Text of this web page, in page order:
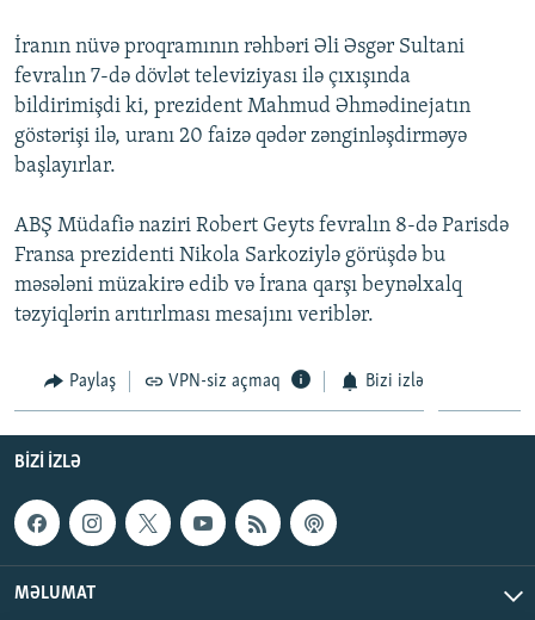
FOTOQALEREYA
İNFOQRAFIKA
KARIKATURA
OXU ZALI
AZƏRBAYCAN ƏDƏBIYYATI KITABXANASI
İSLAM VƏ DEMOKRATIYA
HAQQIMIZDA
MISSIYAMIZ
PEŞƏ ETIKASI VƏ JURNALISTIKA STANDARTLARIMIZ
AZADLIQRADIOSU MOBIL TELEFONUNUZDA
BIZIMLƏ ƏLAQƏ
XƏBƏR BÜLLETENLƏRIMIZ
BIZI IZLƏ
RFE/RL-in bütün saytları
İranın nüvə proqramının rəhbəri Əli Əsgər Sultani
fevralın 7-də dövlət televiziyası ilə çıxışında
bildirimişdi ki, prezident Mahmud Əhmədinejatın
göstərişi ilə, uranı 20 faizə qədər zənginləşdirməyə
başlayırlar.
ABŞ Müdafiə naziri Robert Geyts fevralın 8-də Parisdə
Fransa prezidenti Nikola Sarkoziylə görüşdə bu
məsələni müzakirə edib və İrana qarşı beynəlxalq
təzyiqlərin arıtırlması mesajını veriblər.
Paylaş VPN-siz açmaq Bizi izlə
BIZI IZLƏ
MƏLUMAT